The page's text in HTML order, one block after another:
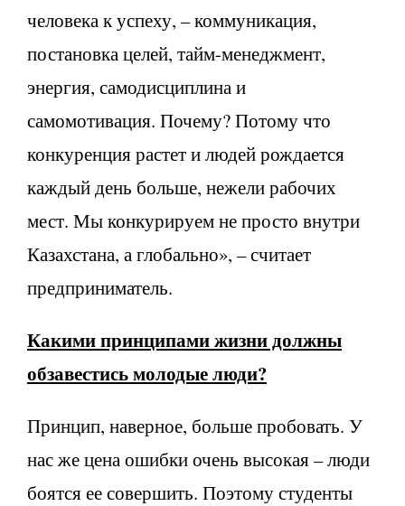
человека к успеху, – коммуникация,
постановка целей, тайм-менеджмент,
энергия, самодисциплина и
самомотивация. Почему? Потому что
конкуренция растет и людей рождается
каждый день больше, нежели рабочих
мест. Мы конкурируем не просто внутри
Казахстана, а глобально», – считает
предприниматель.
Какими принципами жизни должны
обзавестись молодые люди?
Принцип, наверное, больше пробовать. У
нас же цена ошибки очень высокая – люди
боятся ее совершить. Поэтому студенты